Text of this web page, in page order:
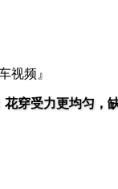
视频』
穿受力更均匀，